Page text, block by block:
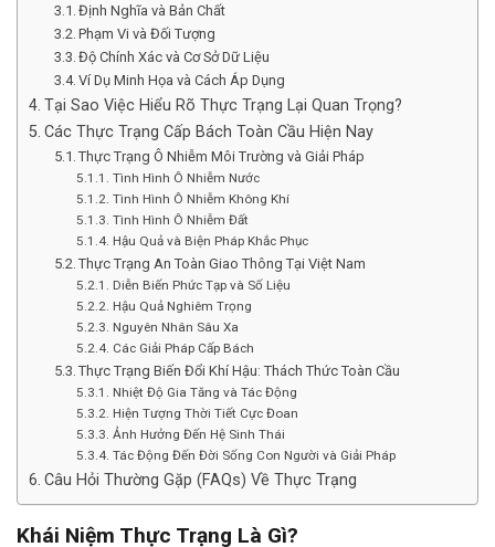
Định Nghĩa và Bản Chất
Phạm Vi và Đối Tượng
Độ Chính Xác và Cơ Sở Dữ Liệu
Ví Dụ Minh Họa và Cách Áp Dụng
Tại Sao Việc Hiểu Rõ Thực Trạng Lại Quan Trọng?
Các Thực Trạng Cấp Bách Toàn Cầu Hiện Nay
Thực Trạng Ô Nhiễm Môi Trường và Giải Pháp
Tình Hình Ô Nhiễm Nước
Tình Hình Ô Nhiễm Không Khí
Tình Hình Ô Nhiễm Đất
Hậu Quả và Biện Pháp Khắc Phục
Thực Trạng An Toàn Giao Thông Tại Việt Nam
Diễn Biến Phức Tạp và Số Liệu
Hậu Quả Nghiêm Trọng
Nguyên Nhân Sâu Xa
Các Giải Pháp Cấp Bách
Thực Trạng Biến Đổi Khí Hậu: Thách Thức Toàn Cầu
Nhiệt Độ Gia Tăng và Tác Động
Hiện Tượng Thời Tiết Cực Đoan
Ảnh Hưởng Đến Hệ Sinh Thái
Tác Động Đến Đời Sống Con Người và Giải Pháp
Câu Hỏi Thường Gặp (FAQs) Về Thực Trạng
Khái Niệm Thực Trạng Là Gì?